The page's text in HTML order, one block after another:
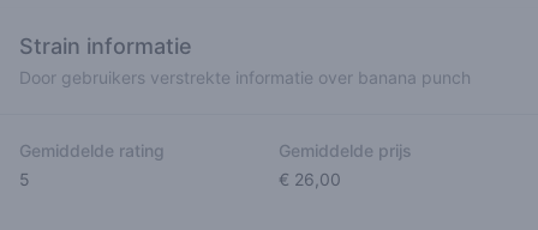
Strain informatie
Door gebruikers verstrekte informatie over banana punch
Gemiddelde rating
5
Gemiddelde prijs
€ 26,00